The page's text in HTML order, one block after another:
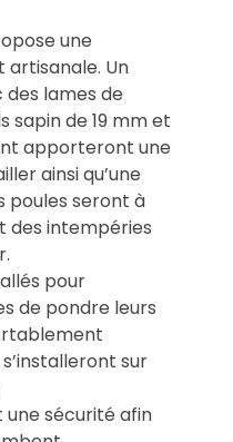
une
Un
lames de
sapin de 19 mm et
apporteront une
ainsi qu’une
poules seront à
des intempéries
pour
de pondre leurs
sur
une sécurité afin